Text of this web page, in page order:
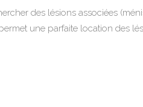
des lésions associées
une parfaite location des